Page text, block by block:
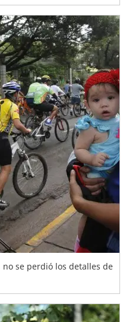
se perdió los detalles de